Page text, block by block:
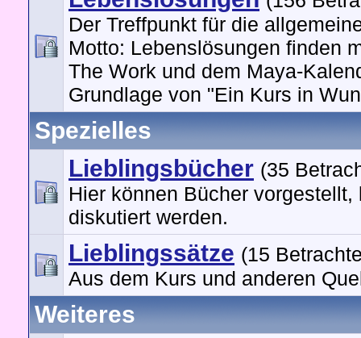
Der Treffpunkt für die
Motto: Lebenslösungen finden
The Work und dem Maya-
Grundlage von "Ein Kurs in
Spezielles
Lieblingsbücher (35
Hier können Bücher vorgestellt,
diskutiert werden.
Lieblingssätze (15
Aus dem Kurs und anderen
Weiteres